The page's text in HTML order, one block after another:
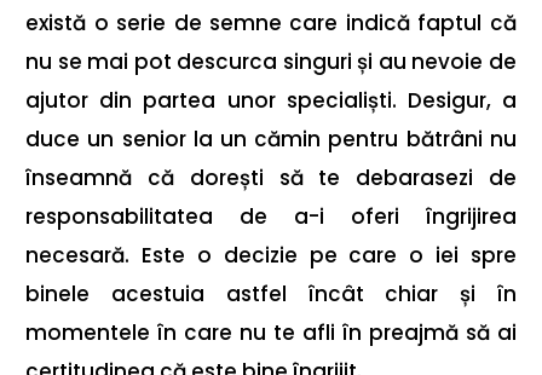
există o serie de semne care indică faptul că
nu se mai pot descurca singuri și au nevoie de
ajutor din partea unor specialiști. Desigur, a
duce un senior la un cămin pentru bătrâni nu
înseamnă că dorești să te debarasezi de
responsabilitatea de a-i oferi îngrijirea
necesară. Este o decizie pe care o iei spre
binele acestuia astfel încât chiar și în
momentele în care nu te afli în preajmă să ai